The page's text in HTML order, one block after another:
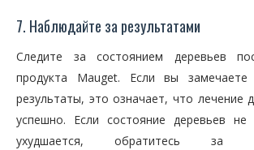
7. Наблюдайте за результатами
Следите за состоянием деревьев
продукта Mauget. Если вы замечаете
результаты, это означает, что лечение
успешно. Если состояние деревьев не
ухудшается, обратитесь за